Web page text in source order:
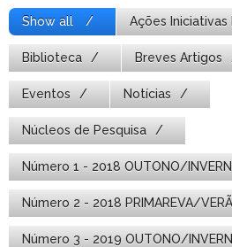
Show all Ações Iniciativas
Biblioteca Breves Artigos
Eventos Notícias
Núcleos de Pesquisa
Número 1 - 2018 OUTONO/
Número 2 - 2018 PRIMAREVA/
Número 3 - 2019 OUTONO/